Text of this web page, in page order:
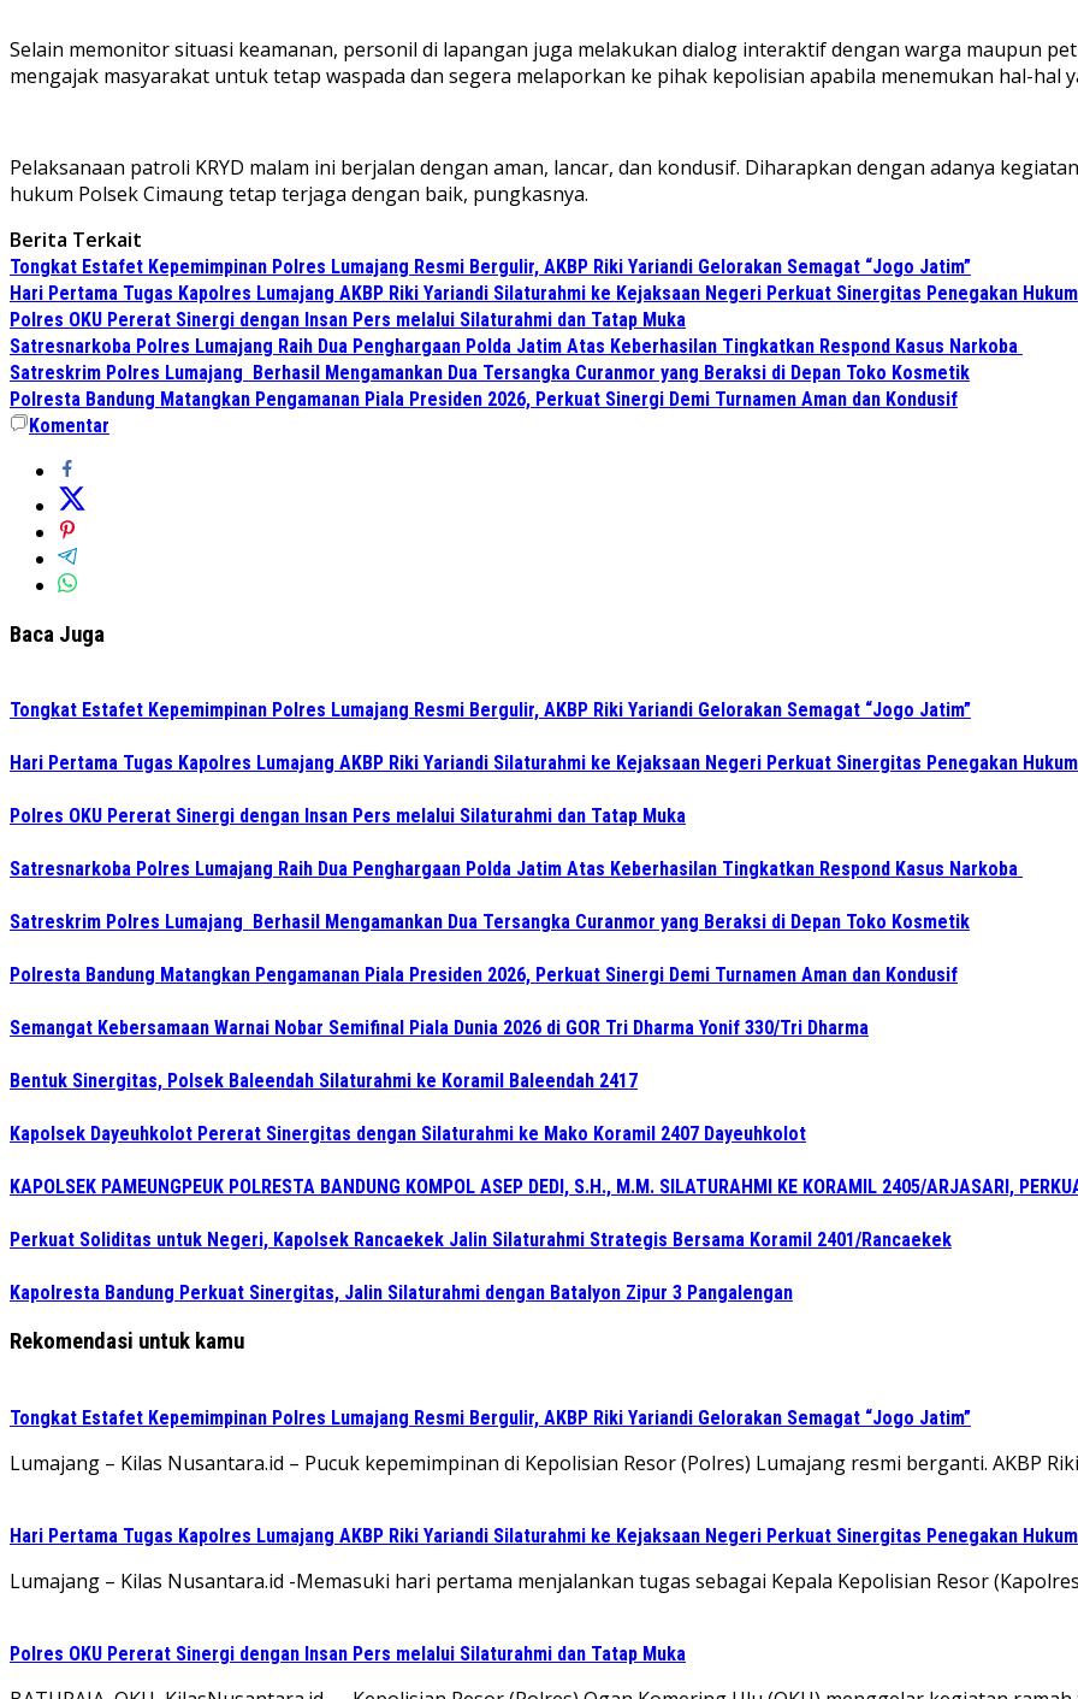
Selain memonitor situasi keamanan, personil di lapangan juga melakukan dialog interaktif dengan warga maupun
mengajak masyarakat untuk tetap waspada dan segera melaporkan ke pihak kepolisian apabila menemukan hal-hal
Pelaksanaan patroli KRYD malam ini berjalan dengan aman, lancar, dan kondusif. Diharapkan dengan adanya
hukum Polsek Cimaung tetap terjaga dengan baik, pungkasnya.
Berita Terkait
Tongkat Estafet Kepemimpinan Polres Lumajang Resmi Bergulir, AKBP Riki Yariandi Gelorakan Semagat “Jogo Jatim”
Hari Pertama Tugas Kapolres Lumajang AKBP Riki Yariandi Silaturahmi ke Kejaksaan Negeri Perkuat Sinergitas Penegakan Hukum
Polres OKU Pererat Sinergi dengan Insan Pers melalui Silaturahmi dan Tatap Muka
Satresnarkoba Polres Lumajang Raih Dua Penghargaan Polda Jatim Atas Keberhasilan Tingkatkan Respond Kasus Narkoba
Satreskrim Polres Lumajang Berhasil Mengamankan Dua Tersangka Curanmor yang Beraksi di Depan Toko Kosmetik
Polresta Bandung Matangkan Pengamanan Piala Presiden 2026, Perkuat Sinergi Demi Turnamen Aman dan Kondusif
Komentar
Baca Juga
Tongkat Estafet Kepemimpinan Polres Lumajang Resmi Bergulir, AKBP Riki Yariandi Gelorakan Semagat “Jogo Jatim”
Hari Pertama Tugas Kapolres Lumajang AKBP Riki Yariandi Silaturahmi ke Kejaksaan Negeri Perkuat Sinergitas Penegakan Hukum
Polres OKU Pererat Sinergi dengan Insan Pers melalui Silaturahmi dan Tatap Muka
Satresnarkoba Polres Lumajang Raih Dua Penghargaan Polda Jatim Atas Keberhasilan Tingkatkan Respond Kasus Narkoba
Satreskrim Polres Lumajang Berhasil Mengamankan Dua Tersangka Curanmor yang Beraksi di Depan Toko Kosmetik
Polresta Bandung Matangkan Pengamanan Piala Presiden 2026, Perkuat Sinergi Demi Turnamen Aman dan Kondusif
Semangat Kebersamaan Warnai Nobar Semifinal Piala Dunia 2026 di GOR Tri Dharma Yonif 330/Tri Dharma
Bentuk Sinergitas, Polsek Baleendah Silaturahmi ke Koramil Baleendah 2417
Kapolsek Dayeuhkolot Pererat Sinergitas dengan Silaturahmi ke Mako Koramil 2407 Dayeuhkolot
KAPOLSEK PAMEUNGPEUK POLRESTA BANDUNG KOMPOL ASEP DEDI, S.H., M.M. SILATURAHMI KE KORAMIL 2405/ARJASARI,
Perkuat Soliditas untuk Negeri, Kapolsek Rancaekek Jalin Silaturahmi Strategis Bersama Koramil 2401/Rancaekek
Kapolresta Bandung Perkuat Sinergitas, Jalin Silaturahmi dengan Batalyon Zipur 3 Pangalengan
Rekomendasi untuk kamu
Tongkat Estafet Kepemimpinan Polres Lumajang Resmi Bergulir, AKBP Riki Yariandi Gelorakan Semagat “Jogo Jatim”
Lumajang – Kilas Nusantara.id – Pucuk kepemimpinan di Kepolisian Resor (Polres) Lumajang resmi berganti. AKBP Riki
Hari Pertama Tugas Kapolres Lumajang AKBP Riki Yariandi Silaturahmi ke Kejaksaan Negeri Perkuat Sinergitas Penegakan Hukum
Lumajang – Kilas Nusantara.id -Memasuki hari pertama menjalankan tugas sebagai Kepala Kepolisian Resor
Polres OKU Pererat Sinergi dengan Insan Pers melalui Silaturahmi dan Tatap Muka